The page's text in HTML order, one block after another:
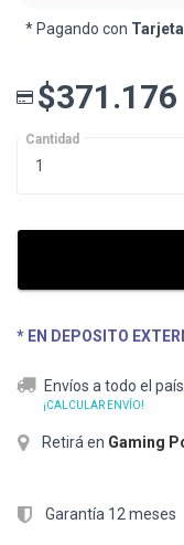
* Pagando con
$371.176
Cantidad
* EN DEPOSITO
Envíos a todo el país
¡CALCULAR ENVÍO!
Retirá en Gaming
Garantía 12 meses